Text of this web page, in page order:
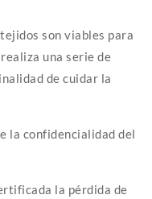
son viables para
una serie de
de cuidar la
la confidencialidad del
la pérdida de